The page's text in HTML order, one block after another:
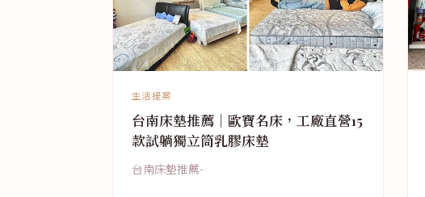
生活提案
台南床墊推薦｜歐寶名床，工廠直營15
款試躺獨立筒乳膠床墊
台南床墊推薦-